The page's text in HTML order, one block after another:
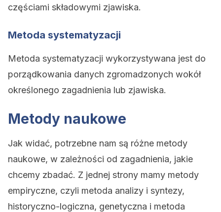
częściami składowymi zjawiska.
Metoda systematyzacji
Metoda systematyzacji wykorzystywana jest do
porządkowania danych zgromadzonych wokół
określonego zagadnienia lub zjawiska.
Metody naukowe
Jak widać, potrzebne nam są różne metody
naukowe, w zależności od zagadnienia, jakie
chcemy zbadać. Z jednej strony mamy metody
empiryczne, czyli metoda analizy i syntezy,
historyczno-logiczna, genetyczna i metoda